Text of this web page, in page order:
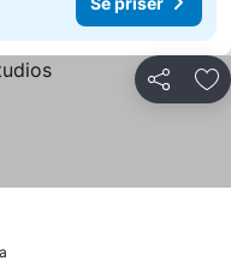
Dela